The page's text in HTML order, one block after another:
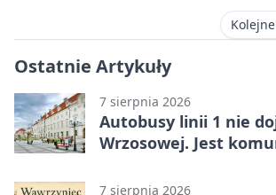
Ostatnie Artykuły
7 sierpnia 2026
Autobusy linii 1 nie
Wrzosowej. Jest
7 sierpnia 2026